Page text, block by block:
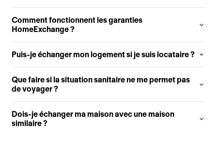
Comment fonctionnent les garanties
HomeExchange ?
Puis-je échanger mon logement si je suis locataire ?
Que faire si la situation sanitaire ne me permet pas
de voyager ?
Dois-je échanger ma maison avec une maison
similaire ?